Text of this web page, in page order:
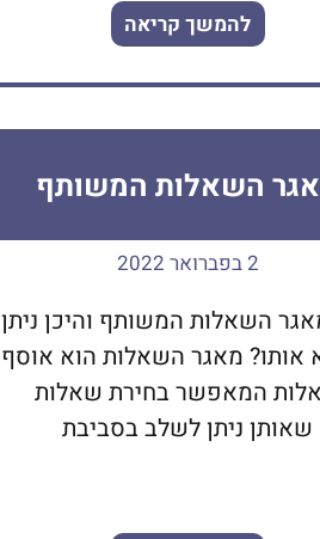
להמשך קריאה
השאלות המשותף
2 בפברואר 2022
השאלות המשותף והיכן ניתן
אותו? מאגר השאלות הוא אוסף
המאפשר בחירת שאלות
שאותן ניתן לשלב בסביבת